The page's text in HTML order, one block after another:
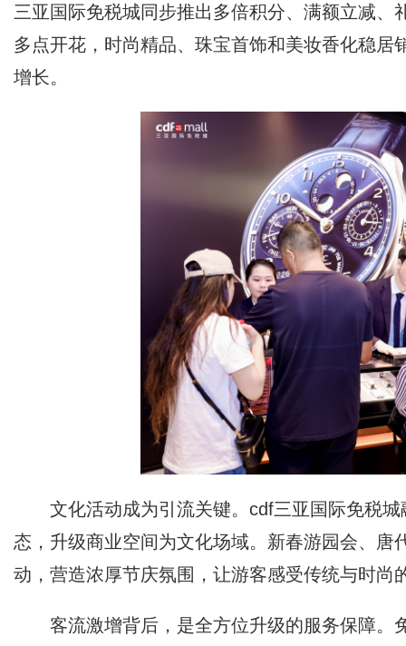
三亚国际免税城同步推出多倍积分、满额立减
多点开花，时尚精品、珠宝首饰和美妆香化稳
增长。
文化活动成为引流关键。cdf三亚国际免税
态，升级商业空间为文化场域。新春游园会、唐
动，营造浓厚节庆氛围，让游客感受传统与时尚
客流激增背后，是全方位升级的服务保障